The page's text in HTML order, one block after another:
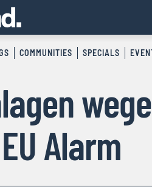
COMMUNITIES SPECIALS
Alarm